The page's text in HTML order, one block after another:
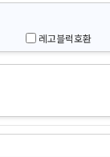
레고블럭호환